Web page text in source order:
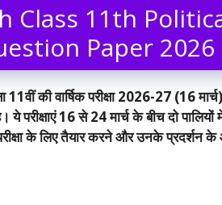
Class 11th
Paper 2026
11वीं की वार्षिक परीक्षा 2026-27 (16
ये परीक्षाएं 16 से 24 मार्च के बीच दो
परीक्षा के लिए तैयार करने और उनके